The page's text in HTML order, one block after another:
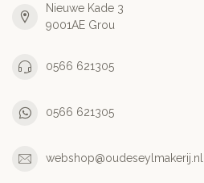
Nieuwe Kade 3
9001AE Grou
0566 621305
0566 621305
webshop@oudeseylmakerij.nl